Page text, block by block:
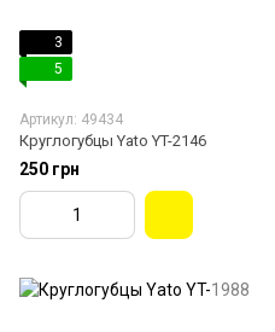
3
5
Артикул: 49434
Круглогубцы Yato YT-2146
250 грн